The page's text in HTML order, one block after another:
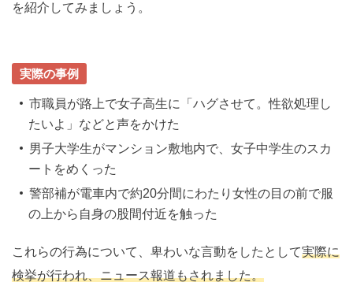
を紹介してみましょう。
実際の事例
市職員が路上で女子高生に「ハグさせて。性欲処理し
たいよ」などと声をかけた
男子大学生がマンション敷地内で、女子中学生のスカ
ートをめくった
警部補が電車内で約20分間にわたり女性の目の前で服
の上から自身の股間付近を触った
これらの行為について、卑わいな言動をしたとして実際に
検挙が行われ、ニュース報道もされました。